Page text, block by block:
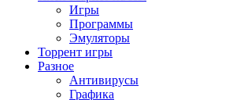
Игры
Программы
Эмуляторы
Торрент игры
Разное
Антивирусы
Графика